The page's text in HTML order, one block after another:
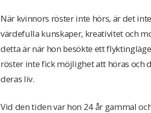
När kvinnors röster inte hörs, är det
värdefulla kunskaper, kreativitet och
detta är när hon besökte ett
röster inte fick möjlighet att höras och
deras liv.
Vid den tiden var hon 24 år gammal